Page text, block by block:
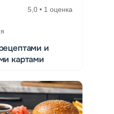
5,0 • 1 оценка
и
картами